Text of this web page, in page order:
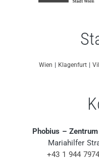
Wien | Klagenfurt |
Phobius –
Mariahilfer
+43 1 944 7974